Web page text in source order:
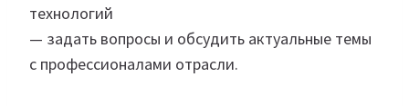
технологий
— задать вопросы и обсудить актуальные темы
с профессионалами отрасли.